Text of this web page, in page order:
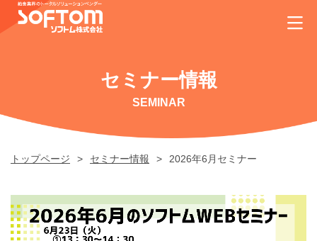
セミナー情報
SEMINAR
トップページ セミナー情報 2026年6月セミナー